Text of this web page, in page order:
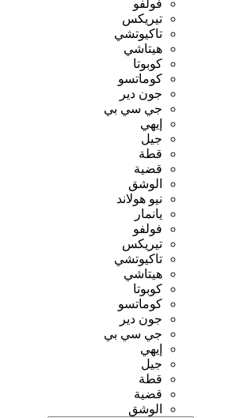
فولفو
تيريكس
تاكيوتشي
هيتاشي
كوبوتا
كوماتسو
جون دير
جي سي بي
إيهي
جيل
قطة
قضية
الوشق
نيو هولاند
يانمار
فولفو
تيريكس
تاكيوتشي
هيتاشي
كوبوتا
كوماتسو
جون دير
جي سي بي
إيهي
جيل
قطة
قضية
الوشق